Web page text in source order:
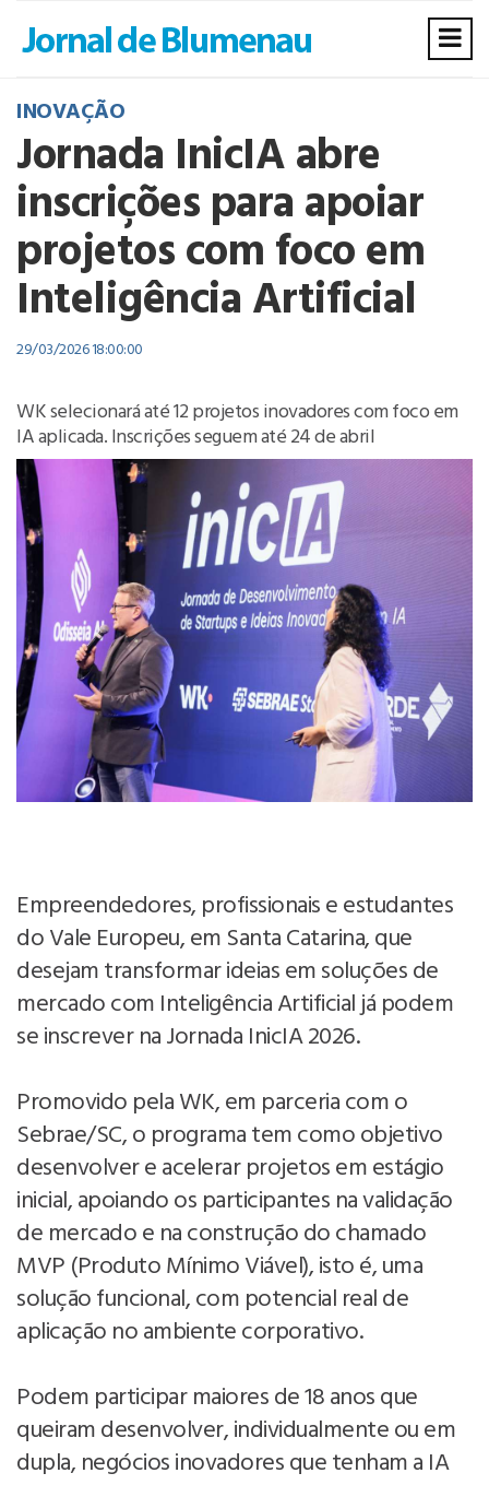
INOVAÇÃO
Jornada InicIA abre
inscrições para apoiar
projetos com foco em
Inteligência Artificial
29/03/2026 18:00:00
WK selecionará até 12 projetos inovadores com foco em
IA aplicada. Inscrições seguem até 24 de abril
Empreendedores, profissionais e estudantes
do Vale Europeu, em Santa Catarina, que
desejam transformar ideias em soluções de
mercado com Inteligência Artificial já podem
se inscrever na Jornada InicIA 2026.
Promovido pela WK, em parceria com o
Sebrae/SC, o programa tem como objetivo
desenvolver e acelerar projetos em estágio
inicial, apoiando os participantes na validação
de mercado e na construção do chamado
MVP (Produto Mínimo Viável), isto é, uma
solução funcional, com potencial real de
aplicação no ambiente corporativo.
Podem participar maiores de 18 anos que
queiram desenvolver, individualmente ou em
dupla, negócios inovadores que tenham a IA